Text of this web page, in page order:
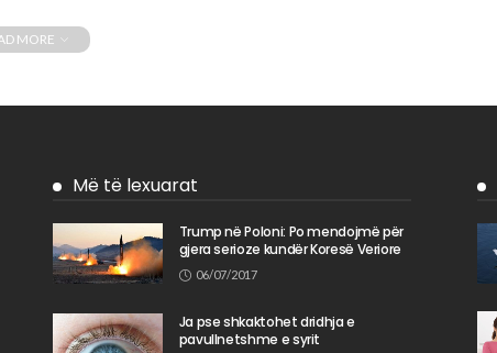
MORE
Më të lexuarat
Trump në Poloni: Po mendojmë për
gjera serioze kundër Koresë Veriore
06/07/2017
Ja pse shkaktohet dridhja e
pavullnetshme e syrit